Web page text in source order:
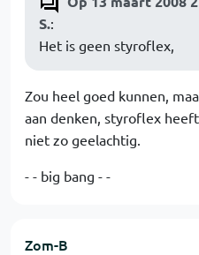
S.:
Het is geen styroflex,
Zou heel goed kunnen,
aan denken, styroflex
niet zo geelachtig.
- - big bang - -
Zom-B